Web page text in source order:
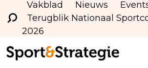
Vakblad Nieuws
Terugblik Nationaal
2026